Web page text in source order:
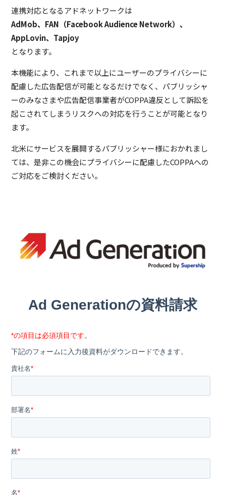
連携対応となるアドネットワークは
AdMob、FAN（Facebook Audience Network）、
AppLovin、Tapjoy
となります。
本機能により、これまで以上にユーザーのプライバシーに
配慮した広告配信が可能となるだけでなく、パブリッシャ
ーのみなさまや広告配信事業者がCOPPA違反として訴訟を
起こされてしまうリスクへの対応を行うことが可能となり
ます。
北米にサービスを展開するパブリッシャー様におかれまし
ては、是非この機会にプライバシーに配慮したCOPPAへの
ご対応をご検討ください。